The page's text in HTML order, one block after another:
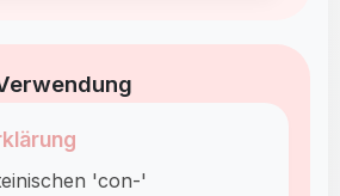
'con-'